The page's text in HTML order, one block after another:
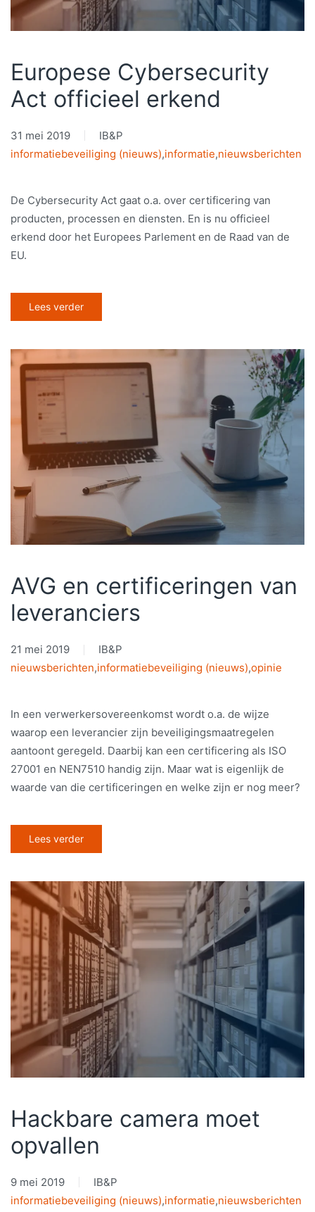
Europese Cybersecurity
Act officieel erkend
31 mei 2019
IB&P
informatiebeveiliging (nieuws),informatie,nieuwsberichten
De Cybersecurity Act gaat o.a. over certificering van
producten, processen en diensten. En is nu officieel
erkend door het Europees Parlement en de Raad van de
EU.
Lees verder
AVG en certificeringen van
leveranciers
21 mei 2019
IB&P
nieuwsberichten,informatiebeveiliging (nieuws),opinie
In een verwerkersovereenkomst wordt o.a. de wijze
waarop een leverancier zijn beveiligingsmaatregelen
aantoont geregeld. Daarbij kan een certificering als ISO
27001 en NEN7510 handig zijn. Maar wat is eigenlijk de
waarde van die certificeringen en welke zijn er nog meer?
Lees verder
Hackbare camera moet
opvallen
9 mei 2019
IB&P
informatiebeveiliging (nieuws),informatie,nieuwsberichten